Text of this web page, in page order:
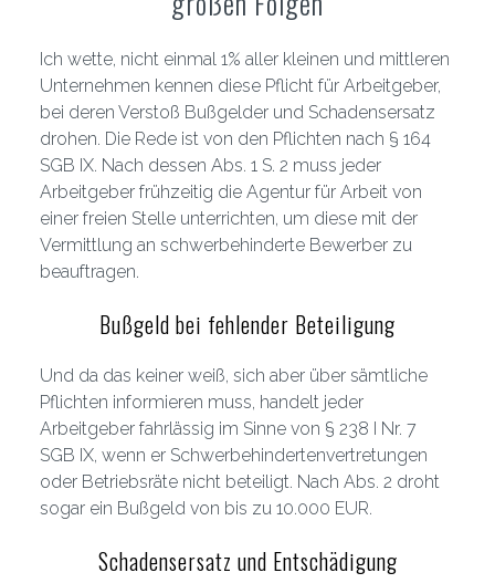
Ich wette, nicht einmal 1% aller kleinen und mittleren
Unternehmen kennen diese Pflicht für Arbeitgeber,
bei deren Verstoß Bußgelder und Schadensersatz
drohen. Die Rede ist von den Pflichten nach § 164
SGB IX. Nach dessen Abs. 1 S. 2 muss jeder
Arbeitgeber frühzeitig die Agentur für Arbeit von
einer freien Stelle unterrichten, um diese mit der
Vermittlung an schwerbehinderte Bewerber zu
beauftragen.
Bußgeld bei fehlender Beteiligung
Und da das keiner weiß, sich aber über sämtliche
Pflichten informieren muss, handelt jeder
Arbeitgeber fahrlässig im Sinne von § 238 I Nr. 7
SGB IX, wenn er Schwerbehindertenvertretungen
oder Betriebsräte nicht beteiligt. Nach Abs. 2 droht
sogar ein Bußgeld von bis zu 10.000 EUR.
Schadensersatz und Entschädigung